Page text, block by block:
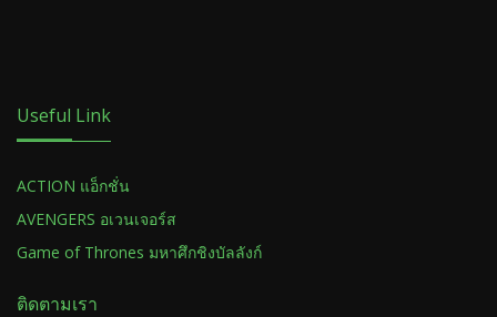
Useful Link
ACTION แอ็กชั่น
AVENGERS อเวนเจอร์ส
Game of Thrones มหาศึกชิงบัลลังก์
ติดตามเรา